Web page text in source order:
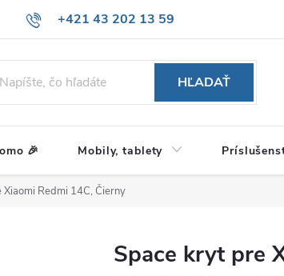
+421 43 202 13 59
HĽADAŤ
🎉 Mobily, tablety
Redmi 14C, Čierny
Space kryt pre